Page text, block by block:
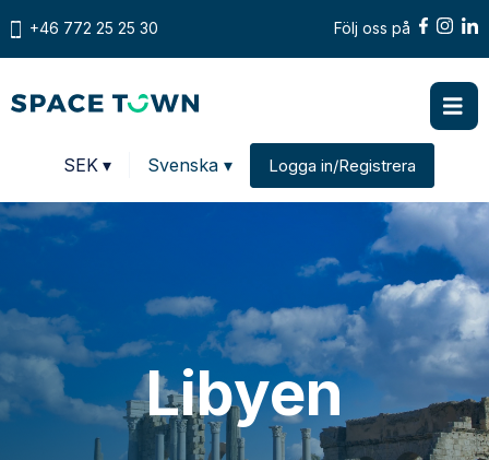
+46 772 25 25 30 Följ oss på
Change country
SEK ▾ Svenska ▾ Logga in/Registrera
Libyen